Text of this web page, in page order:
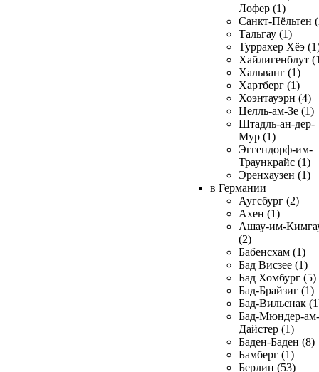
Лофер (1)
Санкт-Пёльтен
Тальгау (1)
Туррахер Хёэ
Хайлигенблут
Хальванг (1)
Хартберг (1)
Хоэнтауэрн (4)
Целль-ам-Зе (1)
Штадль-ан-дер-
Мур (1)
Эггендорф-им-
Траункрайс (1)
Эренхаузен (1)
в Германии
Аугсбург (2)
Ахен (1)
Ашау-им-
(2)
Бабенсхам (1)
Бад Висзее (1)
Бад Хомбург (5)
Бад-Брайзиг (1)
Бад-Вильснак
Бад-Мюндер-ам-
Дайстер (1)
Баден-Баден (8)
Бамберг (1)
Берлин (53)